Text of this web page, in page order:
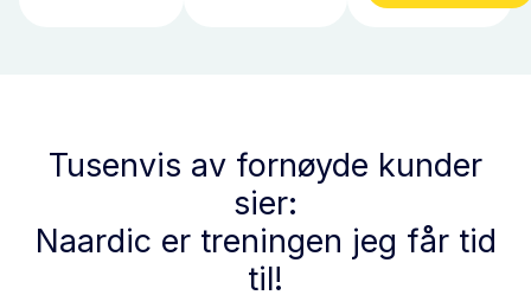
Tusenvis av fornøyde kunder
sier:
Naardic er treningen jeg får tid
til!